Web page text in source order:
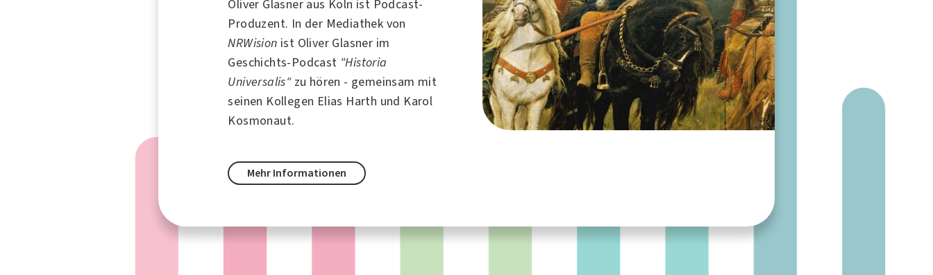
Oliver Glasner aus Köln ist Podcast-
Produzent. In der Mediathek von
NRWision ist Oliver Glasner im
Geschichts-Podcast "Historia
Universalis"zu hören - gemeinsam mit
seinen Kollegen Elias Harth und Karol
Kosmonaut.
Mehr Informationen